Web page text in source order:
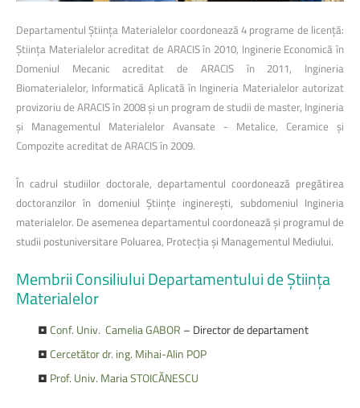
Departamentul Știința Materialelor coordonează 4 programe de licență:
Știința Materialelor acreditat de ARACIS în 2010, Inginerie Economică în
Domeniul Mecanic acreditat de ARACIS în 2011, Ingineria
Biomaterialelor, Informatică Aplicată în Ingineria Materialelor autorizat
provizoriu de ARACIS în 2008 și un program de studii de master, Ingineria
și Managementul Materialelor Avansate - Metalice, Ceramice și
Compozite acreditat de ARACIS în 2009.
În cadrul studiilor doctorale, departamentul coordonează pregătirea
doctoranzilor în domeniul Științe inginerești, subdomeniul Ingineria
materialelor. De asemenea departamentul coordonează și programul de
studii postuniversitare Poluarea, Protecția și Managementul Mediului.
MembriiConsiliuluiDepartamentuluideȘtiința
Materialelor
•Conf. Univ. CameliaGABOR – Director de departament
•Cercetător dr. ing. Mihai-Alin POP
• Prof. Univ. Maria STOICĂNESCU